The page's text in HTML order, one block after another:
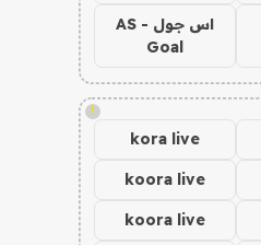
اس جول - AS
Goal
!
kora live
koora live
koora live